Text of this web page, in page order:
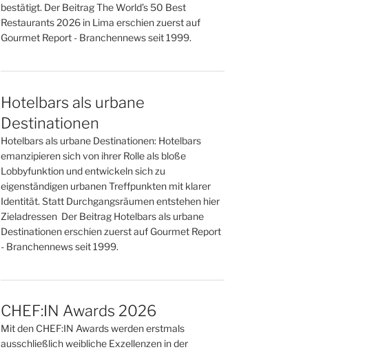
bestätigt. Der Beitrag The World’s 50 Best
Restaurants 2026 in Lima erschien zuerst auf
Gourmet Report - Branchennews seit 1999.
Hotelbars als urbane
Destinationen
Hotelbars als urbane Destinationen: Hotelbars
emanzipieren sich von ihrer Rolle als bloße
Lobbyfunktion und entwickeln sich zu
eigenständigen urbanen Treffpunkten mit klarer
Identität. Statt Durchgangsräumen entstehen hier
Zieladressen Der Beitrag Hotelbars als urbane
Destinationen erschien zuerst auf Gourmet Report
- Branchennews seit 1999.
CHEF:IN Awards 2026
Mit den CHEF:IN Awards werden erstmals
ausschließlich weibliche Exzellenzen in der